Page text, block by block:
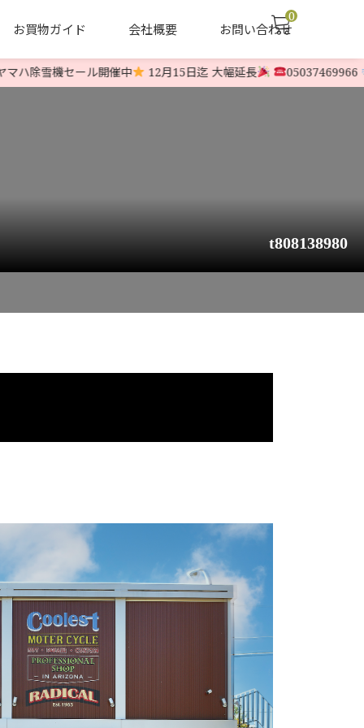
お買物ガイド 会社概要 お問い合わせ
ヤナセ他 中古除雪機
0
除雪機セール開催中 12月15日迄 大幅延長 05037469966
t808138980